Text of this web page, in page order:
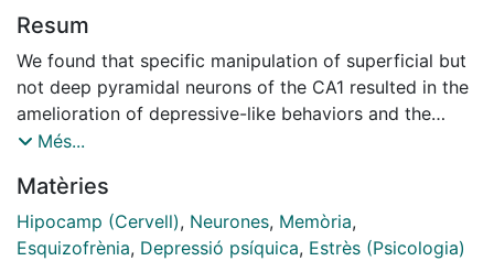
Resum
We found that specific manipulation of superficial but
not deep pyramidal neurons of the CA1 resulted in the
amelioration of depressive-like behaviors and the
restoration of cognitive impairments induced by
molecule driving the activation/deactivation of
hippocampal neuronal subpopulations underlying
stress-induced alterations involving emotional and
Més...
Matèries
Hipocamp (Cervell), Neurones, Memòria,
Esquizofrènia, Depressió psíquica, Estrès (Psicologia)